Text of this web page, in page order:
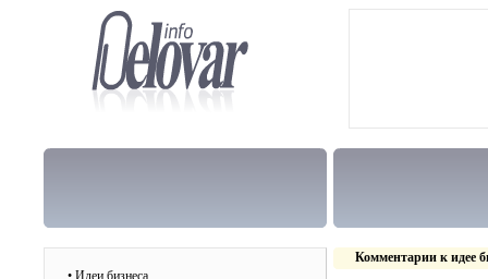
• Идеи бизнеса
Комментарии к идее